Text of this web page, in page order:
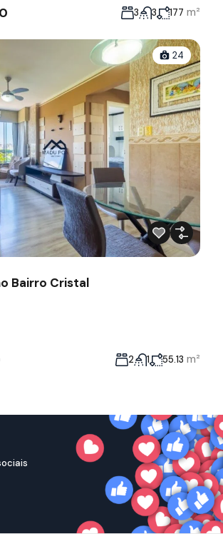
3 3 177 m²
24
Bairro Cristal
2 1 55.13 m²